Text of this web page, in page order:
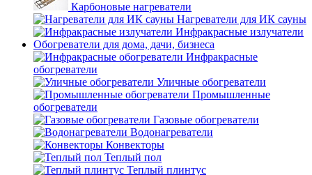
Карбоновые нагреватели
Нагреватели для ИК сауны
Инфракрасные излучатели
Обогреватели для дома, дачи, бизнеса
Инфракрасные
обогреватели
Уличные обогреватели
Промышленные
обогреватели
Газовые обогреватели
Водонагреватели
Конвекторы
Теплый пол
Теплый плинтус